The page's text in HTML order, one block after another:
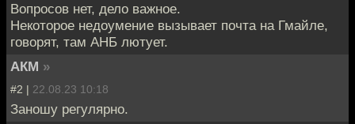
Вопросов нет, дело важное.
Некоторое недоумение вызывает почта на Гмайле,
говорят, там АНБ лютует.
АКМ »
#2 | 22.08.23 10:18
Заношу регулярно.